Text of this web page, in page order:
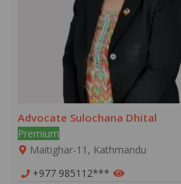
Advocate Sulochana Dhital
Premium
Maitighar-11, Kathmandu
+977 985112***